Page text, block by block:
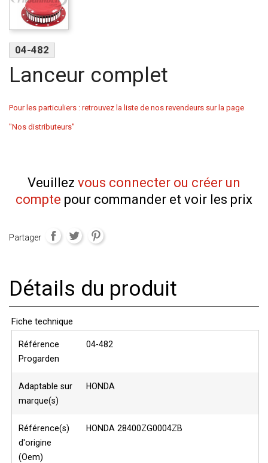
04-482
Lanceur complet
Pour les particuliers : retrouvez la liste de nos revendeurs sur la page
"Nos distributeurs"
Veuillez vous connecter ou créer un
compte pour commander et voir les prix
Partager
Détails du produit
Fiche technique
Référence
Progarden
04-482
Adaptable sur
marque(s)
HONDA
Référence(s)
d'origine
(Oem)
HONDA 28400ZG0004ZB